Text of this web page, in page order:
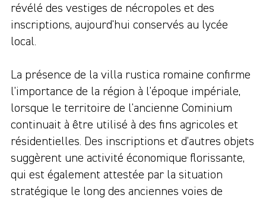
révélé des vestiges de nécropoles et des
inscriptions, aujourd'hui conservés au lycée
local.
La présence de la villa rustica romaine confirme
l'importance de la région à l'époque impériale,
lorsque le territoire de l'ancienne Cominium
continuait à être utilisé à des fins agricoles et
résidentielles. Des inscriptions et d'autres objets
suggèrent une activité économique florissante,
qui est également attestée par la situation
stratégique le long des anciennes voies de